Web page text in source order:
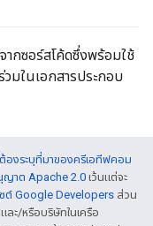
ากซอร์สโค้ดซึ่งพร้อมใช้
มในเอกสารประกอบ
องระบุที่มาของครีเอทีฟคอม
ญาต Apache 2.0 เว้นแต่จะ
ซต์ Google Developers ส่วน
ละ/หรือบริษัทในเครือ